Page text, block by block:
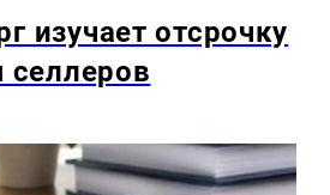
изучает отсрочку
селлеров